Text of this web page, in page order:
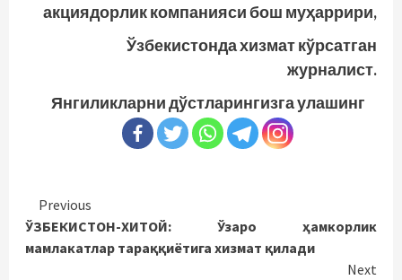
акциядорлик компанияси бош муҳаррири,
Ўзбекистонда хизмат кўрсатган
журналист.
Янгиликларни дўстларингизга улашинг
Continue
Reading
Previous
ЎЗБЕКИСТОН-ХИТОЙ: Ўзаро ҳамкорлик
мамлакатлар тараққиётига хизмат қилади
Next